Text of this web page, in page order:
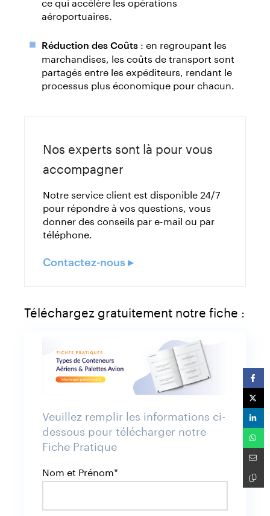
aéroportuaires.
Réduction des Coûts: en regroupant les
marchandises, les coûts de transport sont
partagés entre les expéditeurs, rendant le
processus plus économique pour chacun.
Nos experts sont là pour vous
accompagner
Notre service client est disponible 24/7
pour répondre à vos questions, vous
donner des conseils par e-mail ou par
téléphone.
Contactez-nous ▸
Téléchargez gratuitement notre fiche :
Veuillez remplir les informations ci-
dessous pour télécharger notre
Fiche Pratique
Nom et Prénom*